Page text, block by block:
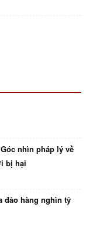
nhìn pháp lý về
bị hại
đảo hàng nghìn tỷ